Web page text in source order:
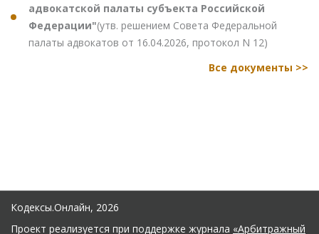
адвокатской палаты субъекта Российской
Федерации"(утв. решением Совета Федеральной
палаты адвокатов от 16.04.2026, протокол N 12)
Все документы >>
Кодексы.Онлайн, 2026
Проект реализуется при поддержке журнала «Арбитражный